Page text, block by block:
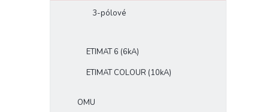
3-pólové
ETIMAT 6 (6kA)
ETIMAT COLOUR (10kA)
OMU